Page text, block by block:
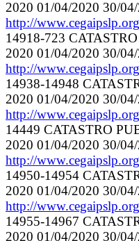
2020 01/04/2020 30/
http://
14918-723
2020 01/04/2020 30/
http://
14938-14948
2020 01/04/2020 30/
http://
14449 CATASTRO
2020 01/04/2020 30/
http://
14950-14954
2020 01/04/2020 30/
http://
14955-14967
2020 01/04/2020 30/